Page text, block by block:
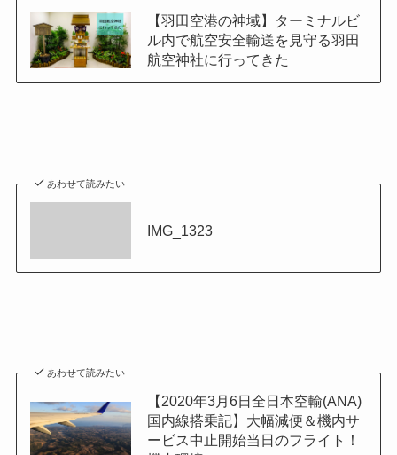
【羽田空港の神域】ターミナルビ
ル内で航空安全輸送を見守る羽田
航空神社に行ってきた
あわせて読みたい
IMG_1323
あわせて読みたい
【2020年3月6日全日本空輸(ANA)
国内線搭乗記】大幅減便＆機内サ
ービス中止開始当日のフライト！